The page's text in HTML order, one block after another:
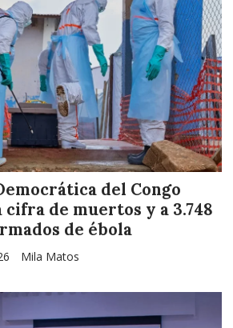
del Congo
cifra de muertos y a 3.748
de ébola
Mila Matos